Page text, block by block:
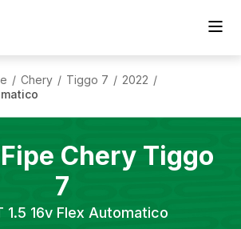
/ Chery / Tiggo 7 / 2022 /
Chery Tiggo
7
1.5 16v Flex Automatico